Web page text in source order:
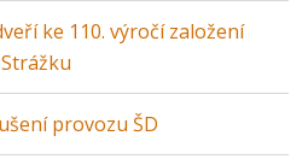
ke 110. výročí založení
provozu ŠD